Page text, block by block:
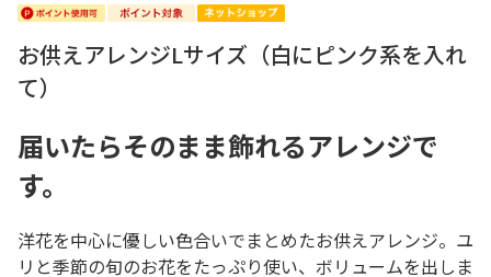
お供えアレンジLサイズ（白にピンク系を入れ
て）
届いたらそのまま飾れるアレンジで
す。
洋花を中心に優しい色合いでまとめたお供えアレンジ。ユ
リと季節の旬のお花をたっぷり使い、ボリュームを出しま